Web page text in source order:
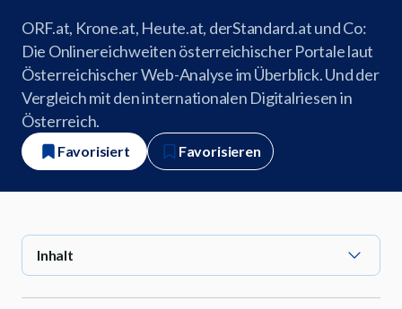
ORF.at, Krone.at, Heute.at, derStandard.at und Co:
Die Onlinereichweiten österreichischer Portale laut
Österreichischer Web-Analyse im Überblick. Und der
Vergleich mit den internationalen Digitalriesen in
Österreich.
Favorisiert Favorisieren
Inhalt